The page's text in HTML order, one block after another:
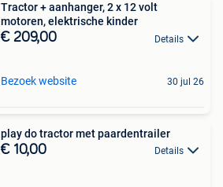
Tractor + aanhanger, 2 x 12 volt
motoren, elektrische kinder
€ 209,00 Details
Bezoek website 30 jul 26
play do tractor met paardentrailer
€ 10,00 Details